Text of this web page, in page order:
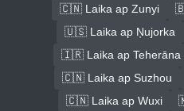
🇨🇳 Laika ap Zunyi
🇺🇸 Laika ap Ņujorka
🇮🇷 Laika ap Teherāna
🇨🇳 Laika ap Suzhou
🇨🇳 Laika ap Wuxi